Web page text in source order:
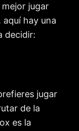
jugar
aquí hay una
decidir:
jugar
de la
es la